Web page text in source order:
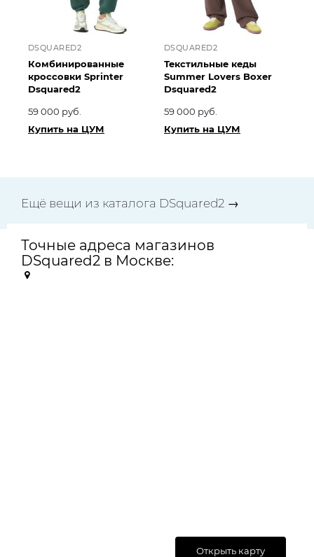
DSQUARED2
Комбинированные
кроссовки Sprinter
Dsquared2
59 000 руб.
Купить на ЦУМ
DSQUARED2
Текстильные кеды
Summer Lovers Boxer
Dsquared2
59 000 руб.
Купить на ЦУМ
Ещё вещи из каталога DSquared2 →
Точные адреса магазинов
DSquared2 в Москве:
Открыть карту